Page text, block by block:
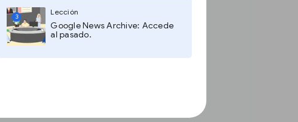
3
Lección
Google News Archive: Accede
al pasado.